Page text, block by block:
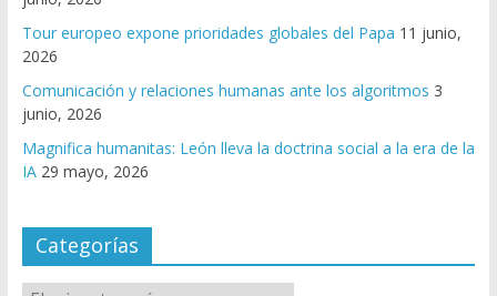
Tour europeo expone prioridades globales del Papa 11 junio,
2026
Comunicación y relaciones humanas ante los algoritmos 3
junio, 2026
Magnifica humanitas: León lleva la doctrina social a la era de la
IA 29 mayo, 2026
Categorías